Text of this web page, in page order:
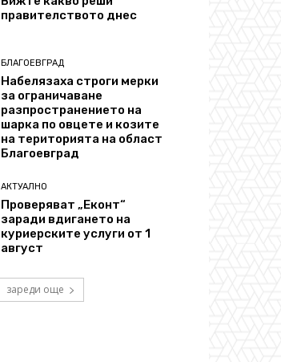
правителството днес
БЛАГОЕВГРАД
Набелязаха строги мерки
за ограничаване
разпространението на
шарка по овцете и козите
на територията на област
Благоевград
АКТУАЛНО
Проверяват „Еконт“
заради вдигането на
куриерските услуги от 1
август
зареди още